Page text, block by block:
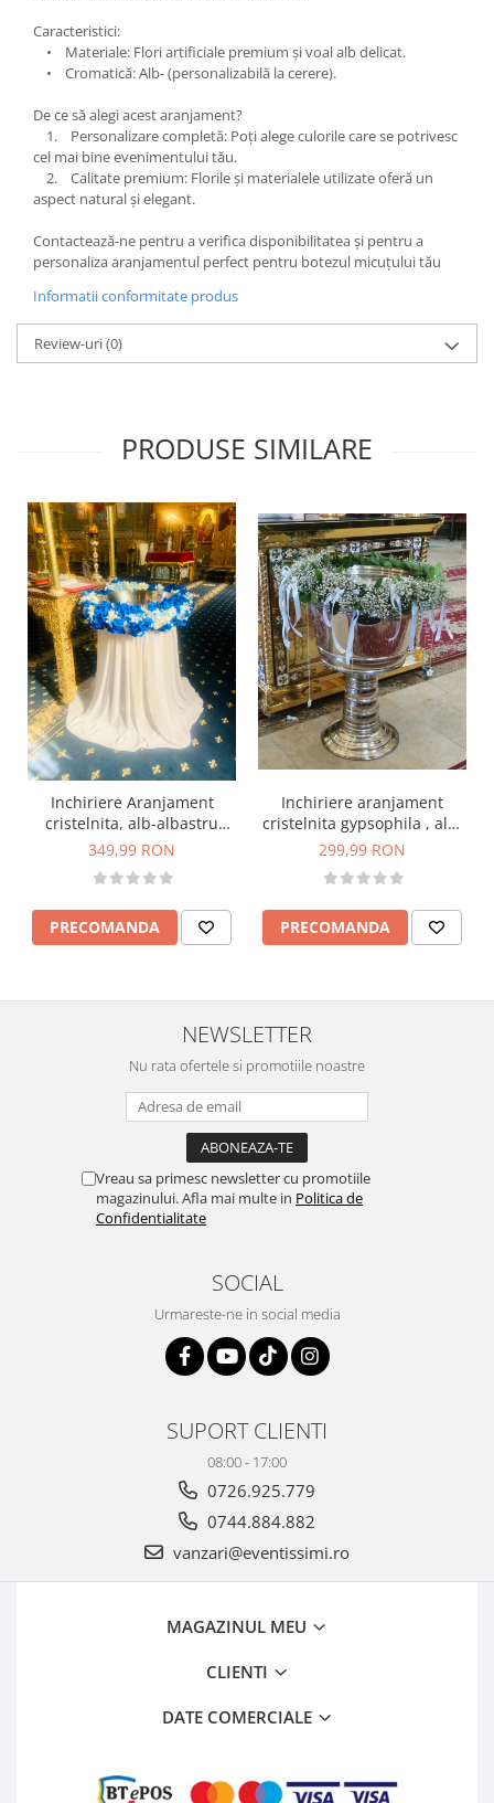
Caracteristici:
• Materiale: Flori artificiale premium și voal alb delicat.
• Cromatică: Alb- (personalizabilă la cerere).
De ce să alegi acest aranjament?
1. Personalizare completă: Poți alege culorile care se potrivesc
cel mai bine evenimentului tău.
2. Calitate premium: Florile și materialele utilizate oferă un
aspect natural și elegant.
Contactează-ne pentru a verifica disponibilitatea și pentru a
personaliza aranjamentul perfect pentru botezul micuțului tău
Informatii conformitate produs
Review-uri(0)
PRODUSE SIMILARE
Inchiriere Aranjament
cristelnita, alb-albastru
pentru Botez baiat –
349,99 RON
PRECOMANDA
Inchiriere aranjament
cristelnita gypsophila , alb-
verde pentru Botez baiat
Personalizată
299,99 RON
PRECOMANDA
NEWSLETTER
Nu rata ofertele si promotiile noastre
Vreau sa primesc newsletter cu promotiile
magazinului. Afla mai multe in Politica de
Confidentialitate
SOCIAL
Urmareste-ne in social media
SUPORT CLIENTI
08:00 - 17:00
0726.925.779
0744.884.882
vanzari@eventissimi.ro
MAGAZINUL MEU
CLIENTI
DATE COMERCIALE